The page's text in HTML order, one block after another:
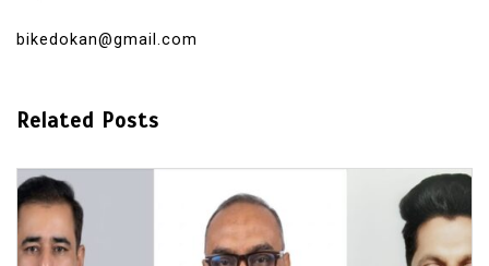
bikedokan@gmail.com
Related Posts